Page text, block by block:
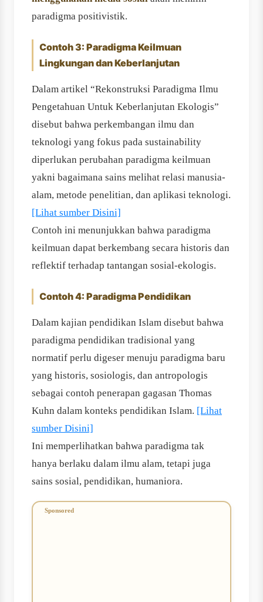
paradigma positivistik.
Contoh 3: Paradigma Keilmuan
Lingkungan dan Keberlanjutan
Dalam artikel “Rekonstruksi Paradigma Ilmu
Pengetahuan Untuk Keberlanjutan Ekologis”
disebut bahwa perkembangan ilmu dan
teknologi yang fokus pada sustainability
diperlukan perubahan paradigma keilmuan
yakni bagaimana sains melihat relasi manusia-
alam, metode penelitian, dan aplikasi teknologi.
[Lihat sumber Disini]
Contoh ini menunjukkan bahwa paradigma
keilmuan dapat berkembang secara historis dan
reflektif terhadap tantangan sosial-ekologis.
Contoh 4: Paradigma Pendidikan
Dalam kajian pendidikan Islam disebut bahwa
paradigma pendidikan tradisional yang
normatif perlu digeser menuju paradigma baru
yang historis, sosiologis, dan antropologis
sebagai contoh penerapan gagasan Thomas
Kuhn dalam konteks pendidikan Islam. [Lihat
sumber Disini]
Ini memperlihatkan bahwa paradigma tak
hanya berlaku dalam ilmu alam, tetapi juga
sains sosial, pendidikan, humaniora.